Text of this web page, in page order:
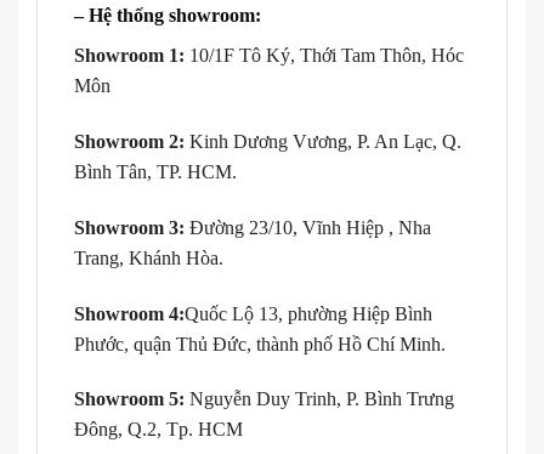
– Hệ thống showroom:
Showroom 1: 10/1F Tô Ký, Thới Tam Thôn, Hóc
Môn
Showroom 2: Kinh Dương Vương, P. An Lạc, Q.
Bình Tân, TP. HCM.
Showroom 3: Đường 23/10, Vĩnh Hiệp , Nha
Trang, Khánh Hòa.
Showroom 4:Quốc Lộ 13, phường Hiệp Bình
Phước, quận Thủ Đức, thành phố Hồ Chí Minh.
Showroom 5: Nguyễn Duy Trinh, P. Bình Trưng
Đông, Q.2, Tp. HCM